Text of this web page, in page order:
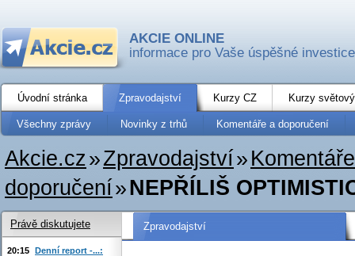
AKCIE ONLINE
informace pro Vaše úspěšné investice
Úvodní stránka Zpravodajství Kurzy CZ Kurzy
Všechny zprávy Novinky z trhů Komentáře a doporučení
Akcie.cz»Zpravodajství»
doporučení»NEPŘÍLIŠ
Zpravodajství
Právě diskutujete
20:15 Denní report -...: